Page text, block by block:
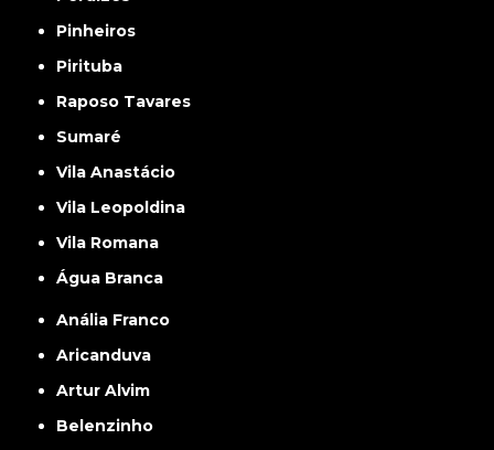
Pinheiros
Pirituba
Raposo Tavares
Sumaré
Vila Anastácio
Vila Leopoldina
Vila Romana
Água Branca
Anália Franco
Aricanduva
Artur Alvim
Belenzinho